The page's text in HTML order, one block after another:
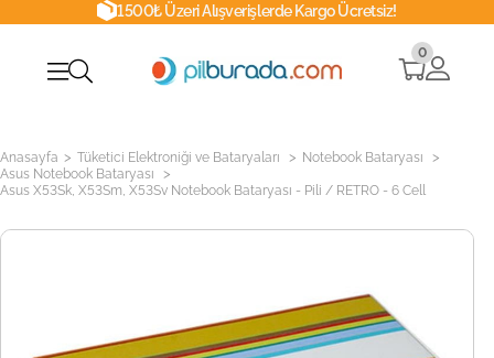
1500₺ Üzeri Alışverişlerde Kargo Ücretsiz!
0
Anasayfa > Tüketici Elektroniği ve Bataryaları > Notebook Bataryası >
Asus Notebook Bataryası >
Asus X53Sk, X53Sm, X53Sv Notebook Bataryası - Pili / RETRO - 6 Cell